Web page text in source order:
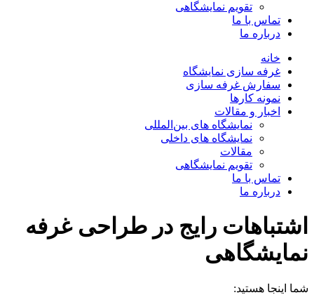
تقویم نمایشگاهی
تماس با ما
درباره ما
خانه
غرفه سازی نمایشگاه
سفارش غرفه سازی
نمونه کارها
اخبار و مقالات
نمایشگاه های بین‌المللی
نمایشگاه های داخلی
مقالات
تقویم نمایشگاهی
تماس با ما
درباره ما
اشتباهات رایج در طراحی غرفه
نمایشگاهی
شما اینجا هستید: